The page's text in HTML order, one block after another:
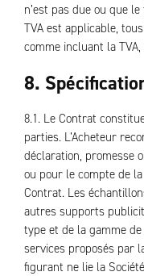
n’est pas due ou que
TVA est applicable,
comme incluant la
8.
8.1. Le Contrat
parties. L’Acheteur
déclaration, promesse
ou pour le compte de
Contrat. Les
autres supports
type et de la gamme
services proposés par
figurant ne lie la